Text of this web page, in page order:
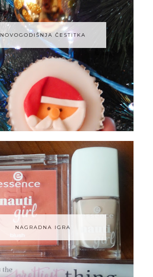
NOVOGODIŠNJA ČESTITKA
NAGRADNA IGRA